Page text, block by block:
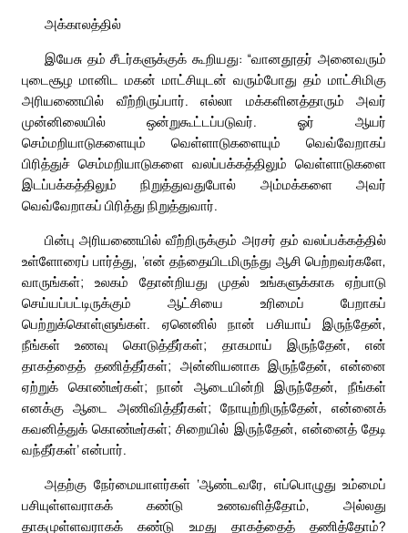
அக்காலத்தில்
இயேசு தம் சீடர்களுக்குக் கூறியது: “வானதூதர் அனைவரும்
புடைசூழ மானிட மகன் மாட்சியுடன் வரும்போது தம் மாட்சிமிகு
அரியணையில் வீற்றிருப்பார். எல்லா மக்களினத்தாரும் அவர்
முன்னிலையில் ஒன்றுகூட்டப்படுவர். ஓர் ஆயர்
செம்மறியாடுகளையும் வெள்ளாடுகளையும் வெவ்வேறாகப்
பிரித்துச் செம்மறியாடுகளை வலப்பக்கத்திலும் வெள்ளாடுகளை
இடப்பக்கத்திலும் நிறுத்துவதுபோல் அம்மக்களை அவர்
வெவ்வேறாகப் பிரித்து நிறுத்துவார்.
பின்பு அரியணையில் வீற்றிருக்கும் அரசர் தம் வலப்பக்கத்தில்
உள்ளோரைப் பார்த்து, ‘என் தந்தையிடமிருந்து ஆசி பெற்றவர்களே,
வாருங்கள்; உலகம் தோன்றியது முதல் உங்களுக்காக ஏற்பாடு
செய்யப்பட்டிருக்கும் ஆட்சியை உரிமைப் பேறாகப்
பெற்றுக்கொள்ளுங்கள். ஏனெனில் நான் பசியாய் இருந்தேன்,
நீங்கள் உணவு கொடுத்தீர்கள்; தாகமாய் இருந்தேன், என்
தாகத்தைத் தணித்தீர்கள்; அன்னியனாக இருந்தேன், என்னை
ஏற்றுக் கொண்டீர்கள்; நான் ஆடையின்றி இருந்தேன், நீங்கள்
எனக்கு ஆடை அணிவித்தீர்கள்; நோயுற்றிருந்தேன், என்னைக்
கவனித்துக் கொண்டீர்கள்; சிறையில் இருந்தேன், என்னைத் தேடி
வந்தீர்கள்’ என்பார்.
அதற்கு நேர்மையாளர்கள் ‘ஆண்டவரே, எப்பொழுது உம்மைப்
பசியுள்ளவராகக் கண்டு உணவளித்தோம், அல்லது
தாகமுள்ளவராகக் கண்டு உமது தாகத்தைத் தணித்தோம்?